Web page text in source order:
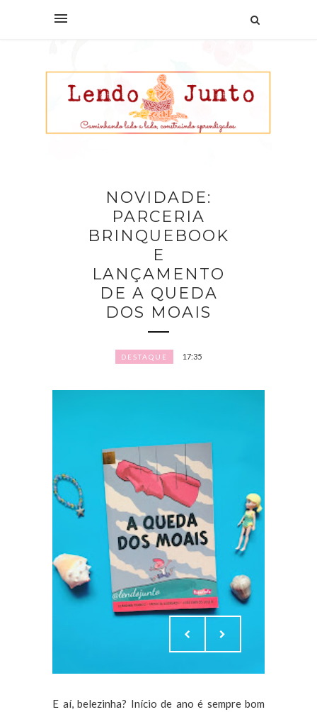
NOVIDADE:
PARCERIA
BRINQUEBOOK
E
LANÇAMENTO
DE A QUEDA
DOS MOAIS
DESTAQUE 17:35
E aí, belezinha? Início de ano é sempre bom